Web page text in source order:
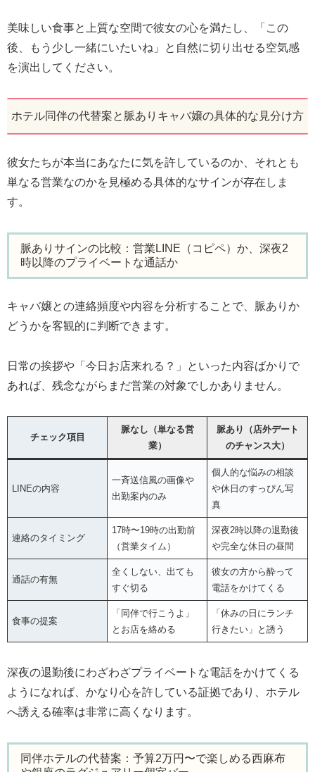
美味しい食事と上質な空間で彼女の心を満たし、「この
後、もう少し一緒にいたいね」と自然に切り出せる空気感
を演出してください。
ホテル同伴の代替案と脈ありキャバ嬢の具体的な見分け方
彼女たちが本当にあなたに気を許しているのか、それとも
単なる営業なのかを見極める具体的なサインが存在しま
す。
脈ありサインの比較：営業LINE（コピペ）か、深夜2
時以降のプライベートな通話か
キャバ嬢との連絡頻度や内容を分析することで、脈ありか
どうかを客観的に判断できます。
日常の挨拶や「今日お店来れる？」といった内容ばかりで
あれば、残念ながらまだ営業の対象でしかありません。
チェック項目
脈なし（単なる営
業）
脈あり（店外デート
のチャンス大）
LINEの内容
一斉送信風の画像や
出勤案内のみ
個人的な悩みの相談
や休日のすっぴん写
真
連絡のタイミング
17時〜19時の出勤前
（営業タイム）
深夜2時以降の退勤後
や完全な休日の昼間
通話の有無
全くしない、出ても
すぐ切る
彼女の方から酔って
電話をかけてくる
食事の提案
「同伴で行こうよ」
とお店を絡める
「休みの日にランチ
行きたい」と誘う
深夜の退勤後にわざわざプライベートな電話をかけてくる
ようになれば、かなり心を許している証拠であり、ホテル
へ誘える確率は非常に高くなります。
同伴ホテルの代替案：予算2万円〜で楽しめる西麻布